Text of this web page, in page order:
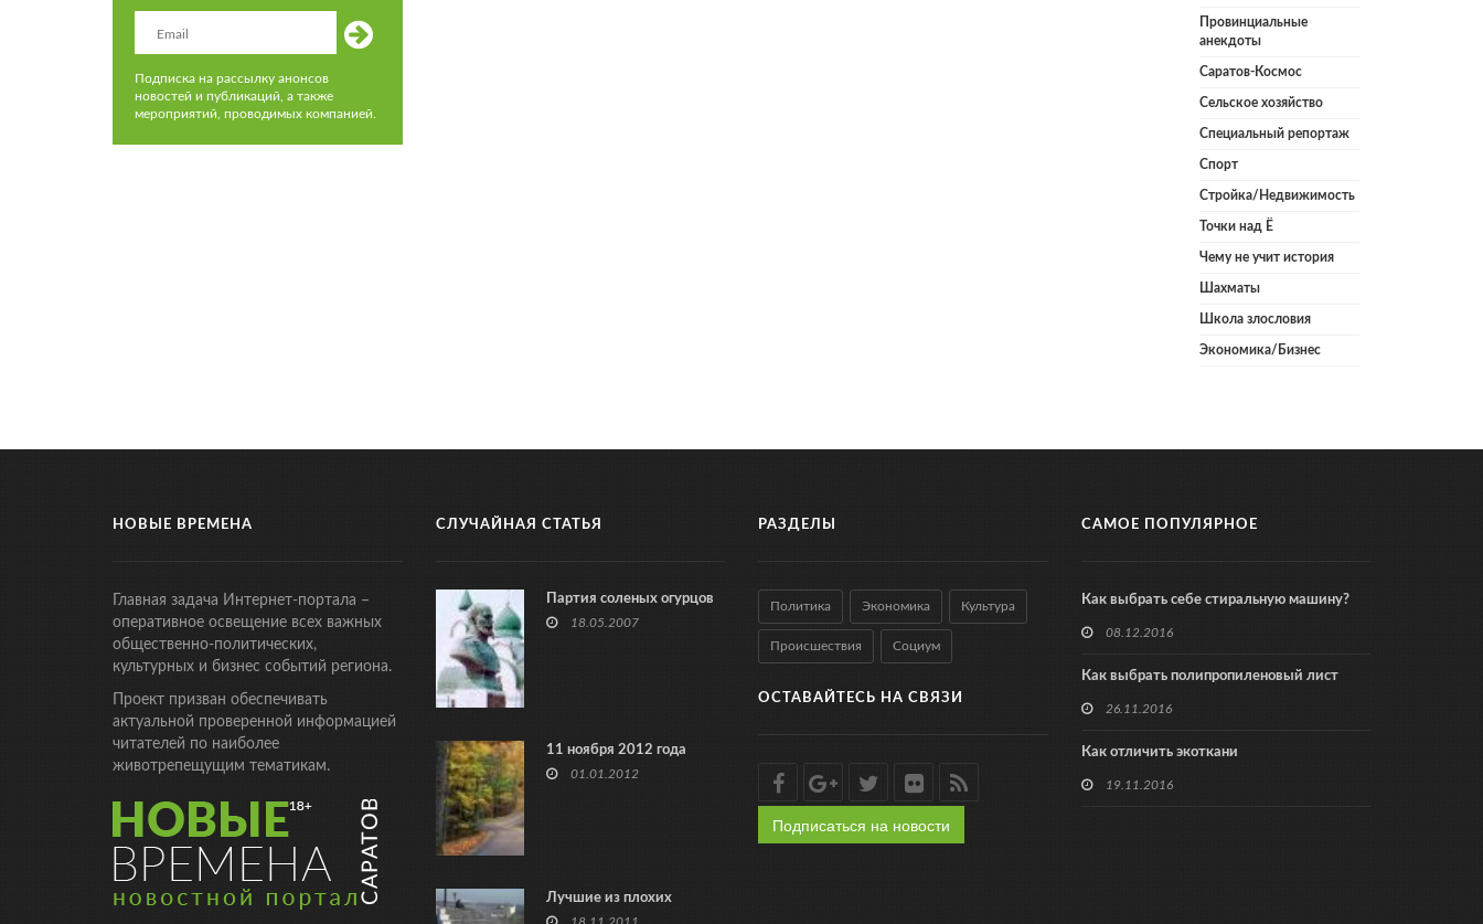
Подписка на рассылку анонсов
новостей и публикаций, а также
мероприятий, проводимых компанией.
Провинциальные
анекдоты
Саратов-Космос
Сельское хозяйство
Специальный репортаж
Спорт
Стройка/Недвижимость
Точки над Ё
Чему не учит история
Шахматы
Школа злословия
Экономика/Бизнес
НОВЫЕ ВРЕМЕНА
Главная задача Интернет-портала –
оперативное освещение всех важных
общественно-политических,
культурных и бизнес событий региона.
Проект призван обеспечивать
актуальной проверенной информацией
читателей по наиболее
животрепещущим тематикам.
СЛУЧАЙНАЯ СТАТЬЯ
Партия соленых огурцов
18.05.2007
11 ноября 2012 года
01.01.2012
Лучшие из плохих
РАЗДЕЛЫ
Политика Экономика Культура
Происшествия Социум
ОСТАВАЙТЕСЬ НА СВЯЗИ
Подписаться на новости
САМОЕ ПОПУЛЯРНОЕ
Как выбрать себе стиральную машину?
08.12.2016
Как выбрать полипропиленовый лист
26.11.2016
Как отличить экоткани
19.11.2016